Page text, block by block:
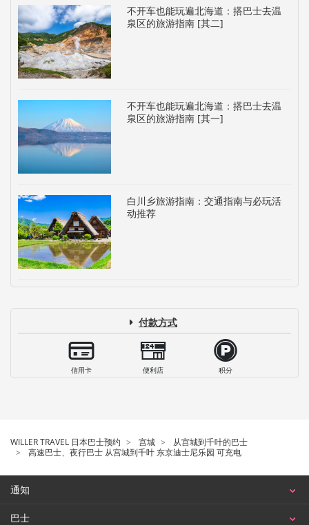
不开车也能玩遍北海道：搭巴士去温
泉区的旅游指南 [其二]
不开车也能玩遍北海道：搭巴士去温
泉区的旅游指南 [其一]
白川乡旅游指南：交通指南与必玩活
动推荐
付款方式
信用卡 便利店 积分
WILLER TRAVEL 日本巴士预约 宫城
从宫城到千叶的巴士
高速巴士、夜行巴士 从宫城到千叶 东京迪士尼乐园 可充电
通知
巴士